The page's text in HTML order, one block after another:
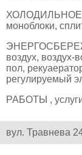
ХОЛОДИЛЬНОЕ
моноблоки,
воздух, воздух-
пол,
регулируемый
РАБОТЫ ,
вул. Травнева